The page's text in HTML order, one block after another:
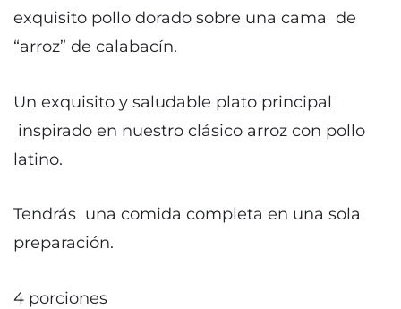
exquisito pollo dorado sobre una cama de
“arroz” de calabacín.
Un exquisito y saludable plato principal
inspirado en nuestro clásico arroz con pollo
latino.
Tendrás una comida completa en una sola
preparación.
4 porciones